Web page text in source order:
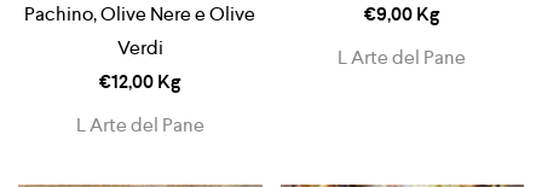
Pachino, Olive Nere e Olive
Verdi
€12,00Kg
L Arte del Pane
€9,00Kg
L Arte del Pane